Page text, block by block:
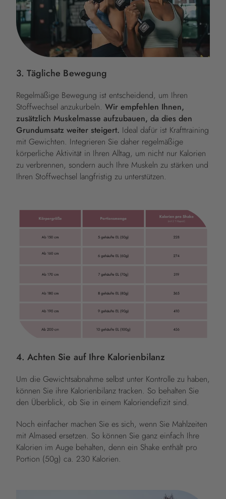
3. Tägliche Bewegung
Regelmäßige Bewegung ist entscheidend, um Ihren
Stoffwechsel anzukurbeln. Wir empfehlen Ihnen,
zusätzlich Muskelmasse aufzubauen, da dies den
Grundumsatz weiter steigert. Ideal dafür ist Krafttraining
mit Gewichten. Integrieren Sie daher regelmäßige
körperliche Aktivität in Ihren Alltag, um nicht nur Kalorien
zu verbrennen, sondern auch Ihre Muskeln zu stärken und
Ihren Stoffwechsel langfristig zu unterstützen.
4. Achten Sie auf Ihre Kalorienbilanz
Um die Gewichtsabnahme selbst unter Kontrolle zu haben,
können Sie ihre Kalorienbilanz tracken. So behalten Sie
den Überblick, ob Sie in einem Kaloriendefizit sind.
Noch einfacher machen Sie es sich, wenn Sie Mahlzeiten
mit Almased ersetzen. So können Sie ganz einfach Ihre
Kalorien im Auge behalten, denn ein Shake enthält pro
Portion (50g) ca. 230 Kalorien.